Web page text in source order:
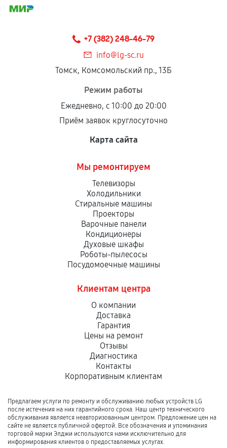
+7 (382) 248-46-79
info@lg-sc.ru
Томск, Комсомольский пр., 13Б
Режим работы
Ежедневно, с 10:00 до 20:00
Приём заявок круглосуточно
Карта сайта
Мы ремонтируем
Телевизоры
Холодильники
Стиральные машины
Проекторы
Варочные панели
Кондиционеры
Духовые шкафы
Роботы-пылесосы
Посудомоечные машины
Клиентам центра
О компании
Доставка
Гарантия
Цены на ремонт
Отзывы
Диагностика
Контакты
Корпоративным клиентам
Предлагаем услуги по ремонту и обслуживанию любых устройств LG
после истечения на них гарантийного срока. Наш центр технического
обслуживания является неавторизованным центром. Предложение цен на
сайте не является публичной офертой. Все обозначения и упоминания
торговой марки Элджи используются нами исключительно для
информирования клиентов о предоставляемых услугах.